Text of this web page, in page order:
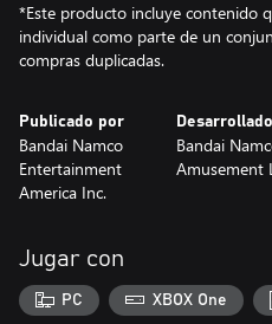
*Este producto incluye contenido
individual como parte de un
compras duplicadas.
Publicado por
Bandai Namco
Entertainment
America Inc.
Bandai
Amusement
Jugar con
PC XBOX One